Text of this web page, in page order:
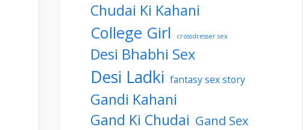
Chudai Ki Kahani
College Girl crossdresser sex
Desi Bhabhi Sex
Desi Ladki fantasy sex story
Gandi Kahani
Gand Ki Chudai Gand Sex